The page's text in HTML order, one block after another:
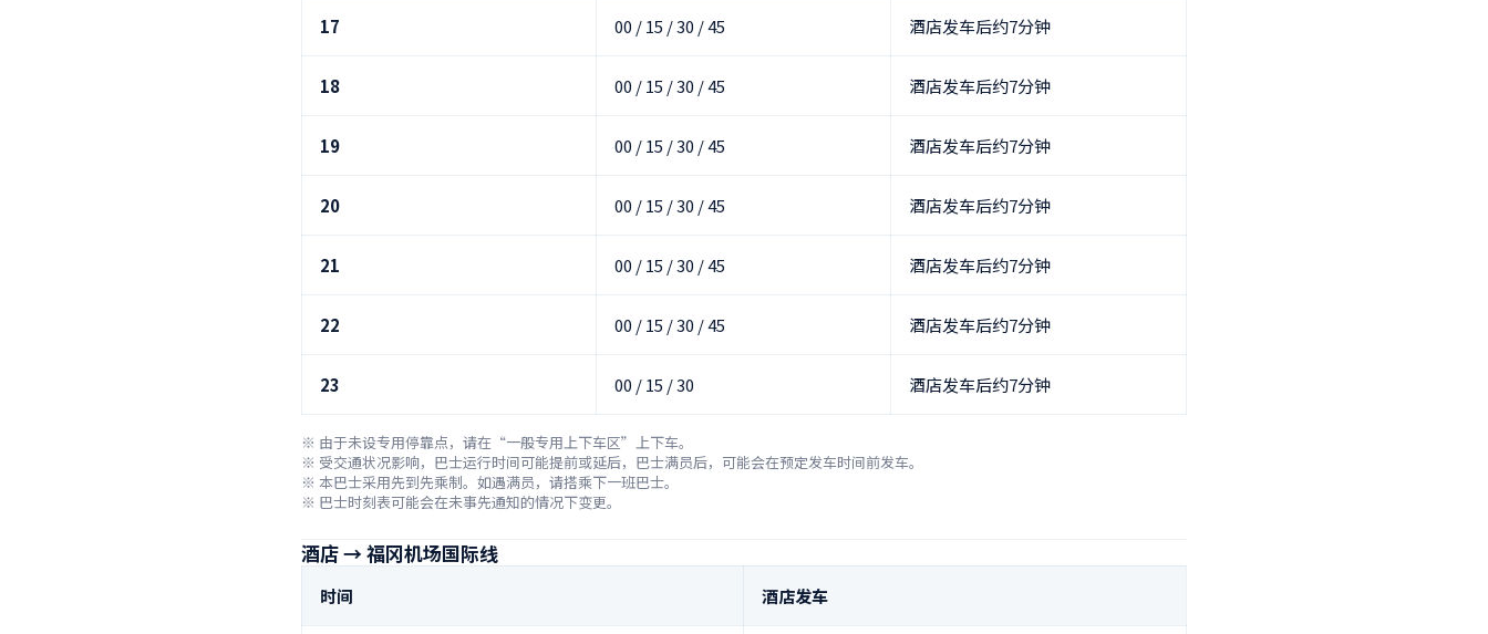
17 00 / 15 / 30 / 45 酒店发车后约7分钟
18 00 / 15 / 30 / 45 酒店发车后约7分钟
19 00 / 15 / 30 / 45 酒店发车后约7分钟
20 00 / 15 / 30 / 45 酒店发车后约7分钟
21 00 / 15 / 30 / 45 酒店发车后约7分钟
22 00 / 15 / 30 / 45 酒店发车后约7分钟
23 00 / 15 / 30 酒店发车后约7分钟
※ 由于未设专用停靠点，请在“一般专用上下车区”上下车。
※ 受交通状况影响，巴士运行时间可能提前或延后，巴士满员后，可能会在预定发车时间前发车。
※ 本巴士采用先到先乘制。如遇满员，请搭乘下一班巴士。
※ 巴士时刻表可能会在未事先通知的情况下变更。
酒店 → 福冈机场国际线
时间 酒店发车